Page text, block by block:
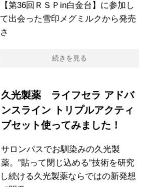
【第36回ＲＳＰin白金台】に参加し
て出会った雪印メグミルクから発売
さ
続きを見る
久光製薬 ライフセラ アドバ
ンスライン トリプルアクティ
ブセット使ってみました！
サロンパスでお馴染みの久光製
薬。”貼って閉じ込める”技術を研究
し続ける久光製薬ならではの新発想